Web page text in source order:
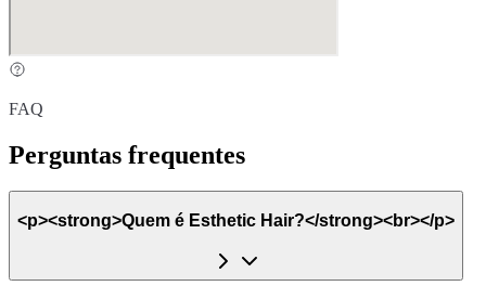
FAQ
Perguntas frequentes
<p><strong>Quem é Esthetic Hair?</strong><br></p>